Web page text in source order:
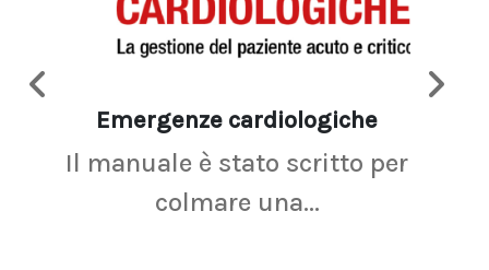
Emergenze cardiologiche
Il manuale è stato scritto per
colmare una...